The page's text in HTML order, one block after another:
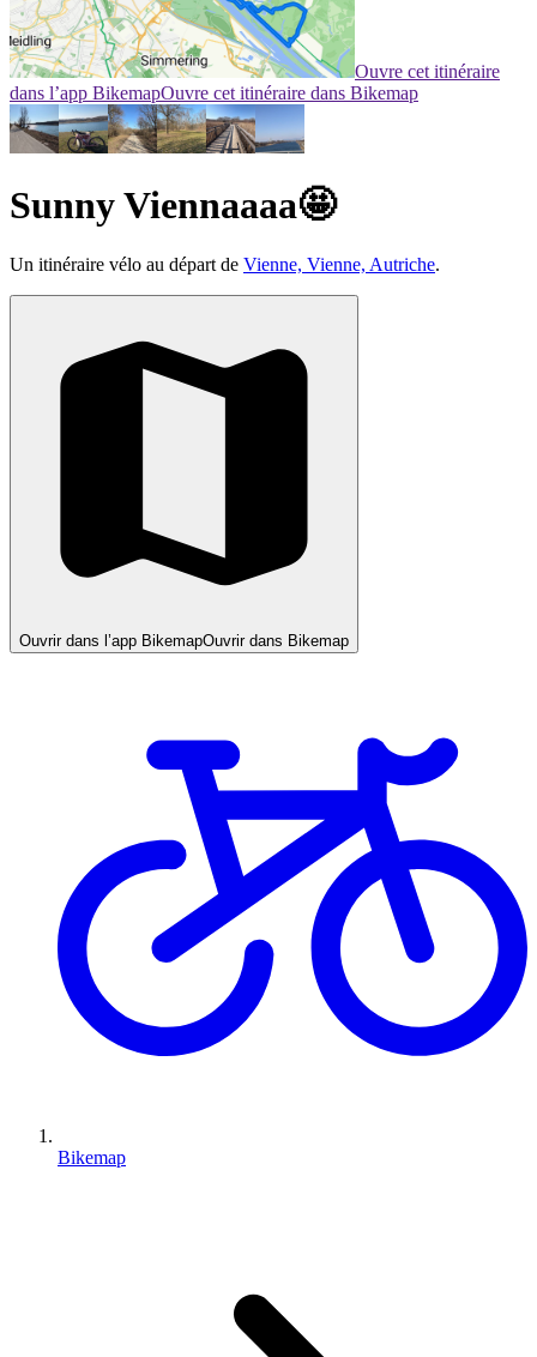
Ouvre cet itinéraire
dans l’app BikemapOuvre cet itinéraire dans Bikemap
Sunny Viennaaaa🤩
Un itinéraire vélo au départ de Vienne, Vienne, Autriche.
Ouvrir dans l’app BikemapOuvrir dans Bikemap
Bikemap